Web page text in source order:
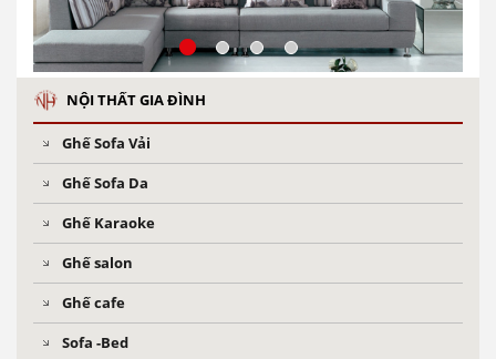
NỘI THẤT GIA ĐÌNH
Ghế Sofa Vải
Ghế Sofa Da
Ghế Karaoke
Ghế salon
Ghế cafe
Sofa -Bed